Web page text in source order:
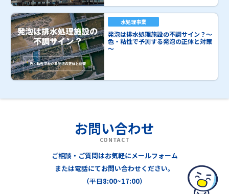
水処理事業
発泡は排水処理施設の不調サイン？～
色・粘性で予測する発泡の正体と対策
～
お問い合わせ
CONTACT
ご相談・ご質問はお気軽にメールフォーム
または電話にてお問い合わせください。
（平日8:00~17:00）